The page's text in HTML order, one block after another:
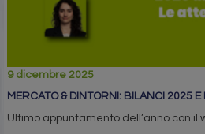
9 dicembre 2025
MERCATO & DINTORNI: BILANCI 2025 E
Ultimo appuntamento dell’anno con il